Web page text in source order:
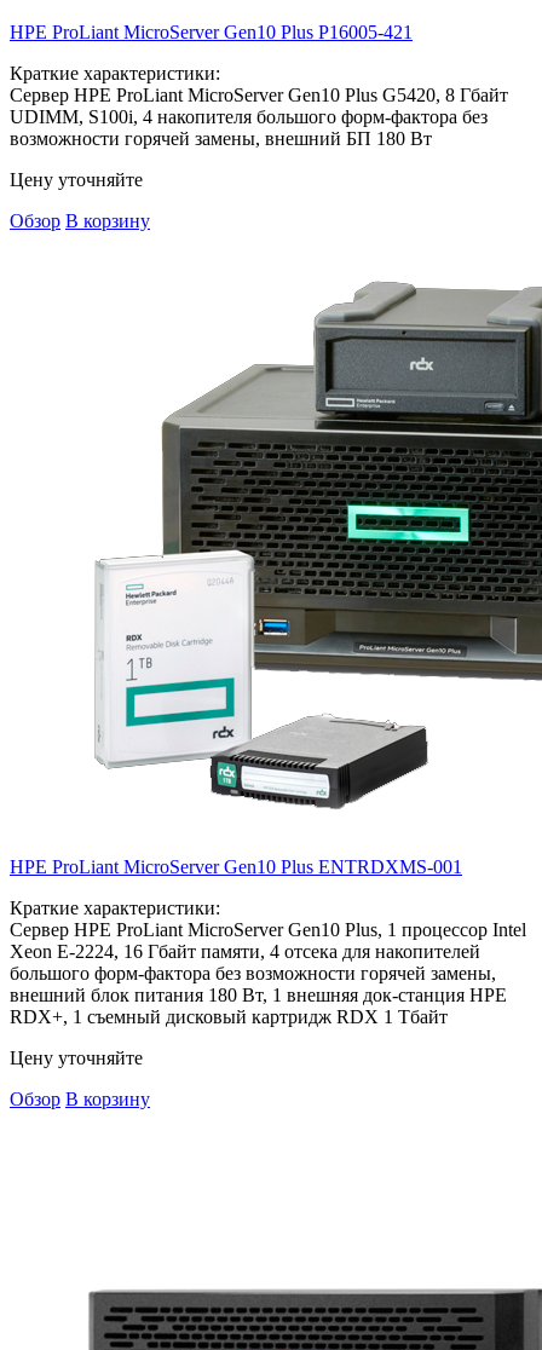
HPE ProLiant MicroServer Gen10 Plus P16005-421
Краткие характеристики:
Сервер HPE ProLiant MicroServer Gen10 Plus G5420, 8 Гбайт
UDIMM, S100i, 4 накопителя большого форм-фактора без
возможности горячей замены, внешний БП 180 Вт
Цену уточняйте
Обзор В корзину
HPE ProLiant MicroServer Gen10 Plus ENTRDXMS-001
Краткие характеристики:
Сервер HPE ProLiant MicroServer Gen10 Plus, 1 процессор Intel
Xeon E-2224, 16 Гбайт памяти, 4 отсека для накопителей
большого форм-фактора без возможности горячей замены,
внешний блок питания 180 Вт, 1 внешняя док-станция HPE
RDX+, 1 съемный дисковый картридж RDX 1 Тбайт
Цену уточняйте
Обзор В корзину